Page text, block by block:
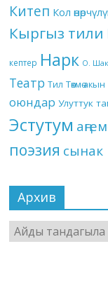
Китеп Кол
Кыргыз тили
кептер Нарк О.
Театр Тил Төкмө акын
оюндар Улуттук
Эстутум
поэзия сынак
Архив
Архив